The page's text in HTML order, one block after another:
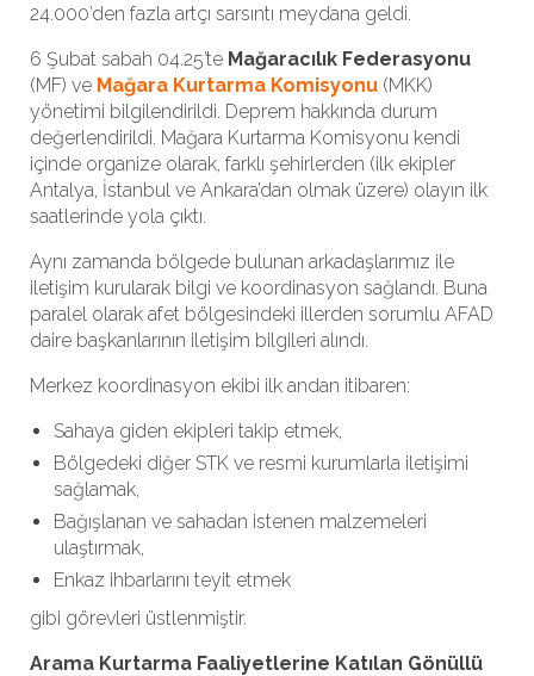
24.000’den fazla artçı sarsıntı meydana geldi.
6 Şubat sabah 04.25’te Mağaracılık Federasyonu
(MF) ve Mağara Kurtarma Komisyonu (MKK)
yönetimi bilgilendirildi. Deprem hakkında durum
değerlendirildi. Mağara Kurtarma Komisyonu kendi
içinde organize olarak, farklı şehirlerden (ilk ekipler
Antalya, İstanbul ve Ankara’dan olmak üzere) olayın ilk
saatlerinde yola çıktı.
Aynı zamanda bölgede bulunan arkadaşlarımız ile
iletişim kurularak bilgi ve koordinasyon sağlandı. Buna
paralel olarak afet bölgesindeki illerden sorumlu AFAD
daire başkanlarının iletişim bilgileri alındı.
Merkez koordinasyon ekibi ilk andan itibaren:
Sahaya giden ekipleri takip etmek,
Bölgedeki diğer STK ve resmi kurumlarla iletişimi
sağlamak,
Bağışlanan ve sahadan istenen malzemeleri
ulaştırmak,
Enkaz ihbarlarını teyit etmek
gibi görevleri üstlenmiştir.
Arama Kurtarma Faaliyetlerine Katılan Gönüllü